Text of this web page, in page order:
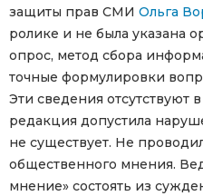
защиты прав СМИ Ольга
ролике и не была указана
опрос, метод сбора
точные формулировки
Эти сведения отсутствуют
редакция допустила
не существует. Не
общественного мнения.
мнение» состоять из